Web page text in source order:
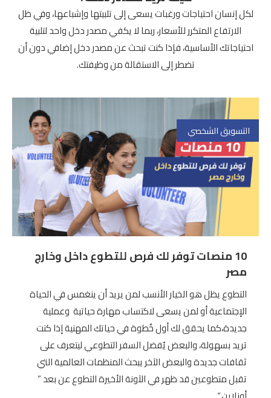
لكل إنسان احتياجات ورغبات يسعى إلى تلبيتها وإشباعها، وفي ظل
الارتفاع المتكرر للأسعار، ربما لا يكفي مصدر دخل واحد لتلبية
احتياجاتك الأساسية، فإذا كنت تبحث عن مصدر دخل إضافي دون أن
تضطر إلى الاستقالة من وظيفتك.
التسويق الشخصي
10 منصات توفر لك فرص للتطوع داخل وخارج
مصر
التطوع يظل هو الخيار الأنسب لمن يريد أن ينغمس في الحياة
الإجتماعية أو لمن يسعى لاكتساب مهارة حياتية وعملية
جديدة،كما يحقق لك أول خٌطوة في حياتك المهنية إذا كنت
تريد بسهولة، والبعض يٌفضل السفر التطوعي ليتعرف على
ثقافات جديدة والبعض الآخر يبحث المنظمات العالمية التي
تقبل متطوعين قد ظهر في الآونة الأخيرة التطوع عن بعد ”